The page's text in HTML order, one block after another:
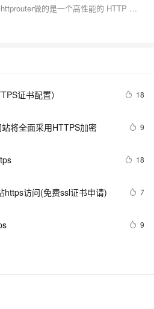
gin 框架中采用的路优酷是基于httprouter做的是一个高性能的 HTTP 请求路由器，适用于 Go 语言。它的设计目标是提供高效的路由匹配和低内存占用，特别适合需要高性能和简单路由的应用场景。
证书配置） 18
将全面采用HTTPS加密 9
18
https访问(免费ssl证书申请) 7
9
单向认证、双向认证
？